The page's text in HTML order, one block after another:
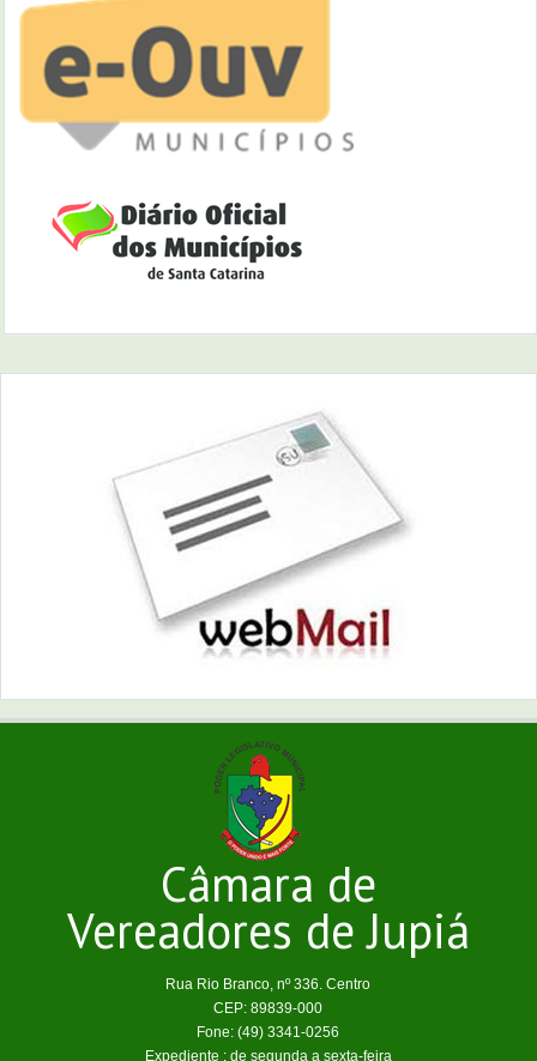
Câmara de
Vereadores de Jupiá
Rua Rio Branco, nº 336. Centro
CEP: 89839-000
Fone: (49) 3341-0256
Expediente : de segunda a sexta-feira